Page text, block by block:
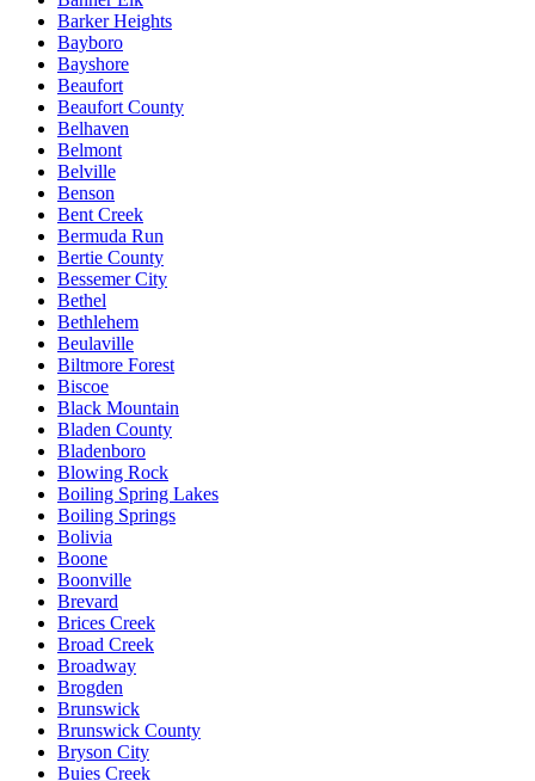
Barker Heights
Bayboro
Bayshore
Beaufort
Beaufort County
Belhaven
Belmont
Belville
Benson
Bent Creek
Bermuda Run
Bertie County
Bessemer City
Bethel
Bethlehem
Beulaville
Biltmore Forest
Biscoe
Black Mountain
Bladen County
Bladenboro
Blowing Rock
Boiling Spring Lakes
Boiling Springs
Bolivia
Boone
Boonville
Brevard
Brices Creek
Broad Creek
Broadway
Brogden
Brunswick
Brunswick County
Bryson City
Buies Creek